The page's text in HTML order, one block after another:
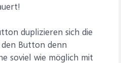
duplizieren sich die
Button denn
soviel wie möglich mit